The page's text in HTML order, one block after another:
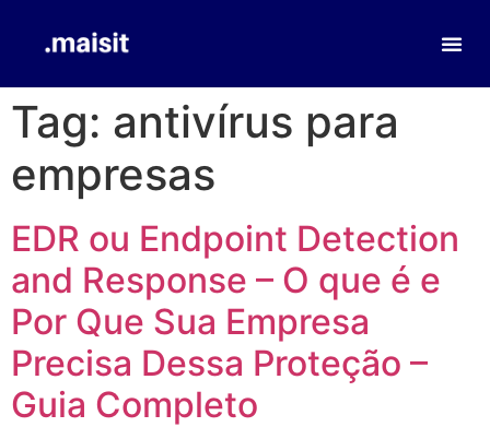
Tag: antivírus para
empresas
EDR ou Endpoint Detection
and Response – O que é e
Por Que Sua Empresa
Precisa Dessa Proteção –
Guia Completo